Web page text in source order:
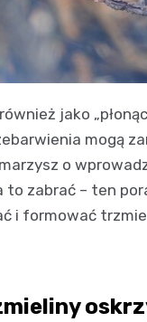
jako
mogą
o
to zabrać – ten
i formować